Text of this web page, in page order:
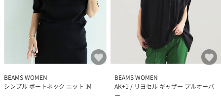
BEAMS WOMEN
シンプル ボートネック ニット .M
BEAMS WOMEN
AK+1 / リヨセル ギャザー プルオーバ
ー